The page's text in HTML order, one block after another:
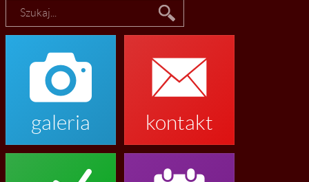

galeria

kontakt